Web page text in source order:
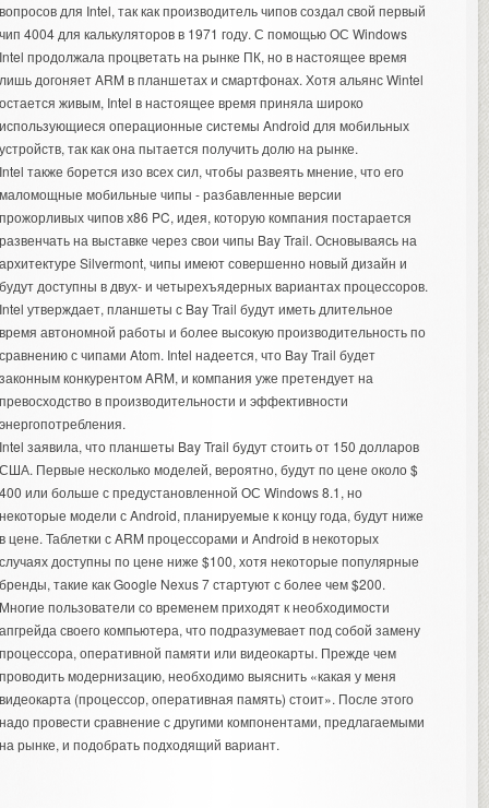
для Intel, так как производитель чипов создал свой первый
4004 для калькуляторов в 1971 году. С помощью ОС Windows
продолжала процветать на рынке ПК, но в настоящее время
догоняет ARM в планшетах и смартфонах. Хотя альянс Wintel
живым, Intel в настоящее время приняла широко
операционные системы Android для мобильных
так как она пытается получить долю на рынке.
также борется изо всех сил, чтобы развеять мнение, что его
мобильные чипы - разбавленные версии
чипов х86 PC, идея, которую компания постарается
на выставке через свои чипы Bay Trail. Основываясь на
Silvermont, чипы имеют совершенно новый дизайн и
доступны в двух- и четырехъядерных вариантах процессоров.
утверждает, планшеты с Bay Trail будут иметь длительное
автономной работы и более высокую производительность по
с чипами Atom. Intel надеется, что Bay Trail будет
конкурентом ARM, и компания уже претендует на
в производительности и эффективности
заявила, что планшеты Bay Trail будут стоить от 150 долларов
Первые несколько моделей, вероятно, будут по цене около $
или больше с предустановленной ОС Windows 8.1, но
модели с Android, планируемые к концу года, будут ниже
цене. Таблетки с ARM процессорами и Android в некоторых
доступны по цене ниже $100, хотя некоторые популярные
такие как Google Nexus 7 стартуют с более чем $200.
пользователи со временем приходят к необходимости
своего компьютера, что подразумевает под собой замену
оперативной памяти или видеокарты. Прежде чем
модернизацию, необходимо выяснить «какая у меня
(процессор, оперативная память) стоит». После этого
провести сравнение с другими компонентами, предлагаемыми
рынке, и подобрать подходящий вариант.